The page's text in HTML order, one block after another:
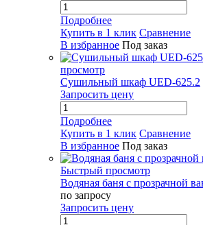
Подробнее
Купить в 1 клик Сравнение
В избранное Под заказ
просмотр
Сушильный шкаф UED-625.2
Запросить цену
Подробнее
Купить в 1 клик Сравнение
В избранное Под заказ
Быстрый просмотр
Водяная баня с прозрачной
по запросу
Запросить цену